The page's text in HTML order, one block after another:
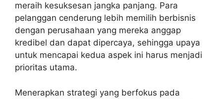
meraih kesuksesan jangka panjang. Para
pelanggan cenderung lebih memilih berbisnis
dengan perusahaan yang mereka anggap
kredibel dan dapat dipercaya, sehingga upaya
untuk mencapai kedua aspek ini harus menjadi
prioritas utama.
Menerapkan strategi yang berfokus pada